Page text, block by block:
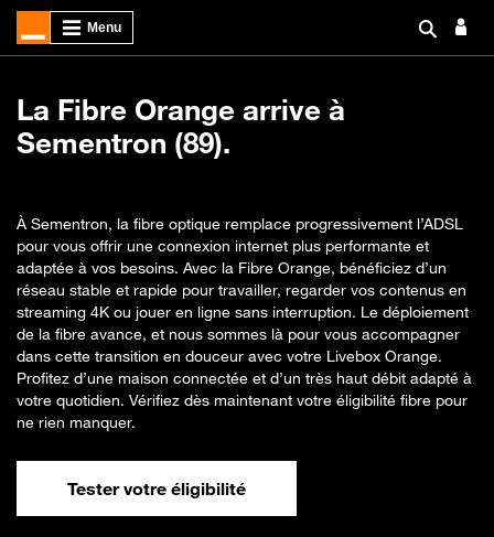
La Fibre Orange arrive à
Sementron (89).
À Sementron, la fibre optique remplace progressivement l’ADSL
pour vous offrir une connexion internet plus performante et
adaptée à vos besoins. Avec la Fibre Orange, bénéficiez d’un
réseau stable et rapide pour travailler, regarder vos contenus en
streaming 4K ou jouer en ligne sans interruption. Le déploiement
de la fibre avance, et nous sommes là pour vous accompagner
dans cette transition en douceur avec votre Livebox Orange.
Profitez d’une maison connectée et d’un très haut débit adapté à
votre quotidien. Vérifiez dès maintenant votre éligibilité fibre pour
ne rien manquer.
Tester votre éligibilité